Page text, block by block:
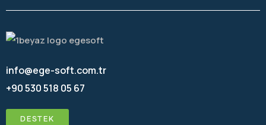
info@ege-soft.com.tr
+90 530 518 05 67
DESTEK